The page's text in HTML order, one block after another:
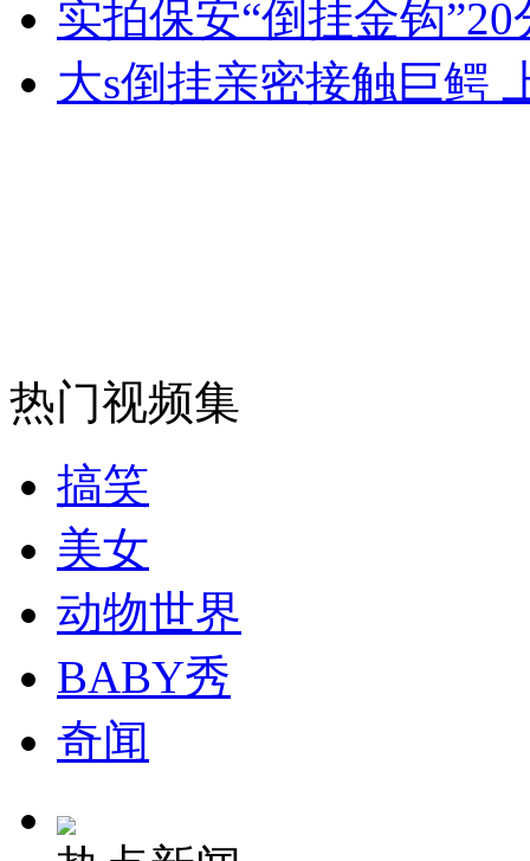
实拍保安“倒挂金钩
大s倒挂亲密接触巨鳄
热门视频集
搞笑
美女
动物世界
BABY秀
奇闻